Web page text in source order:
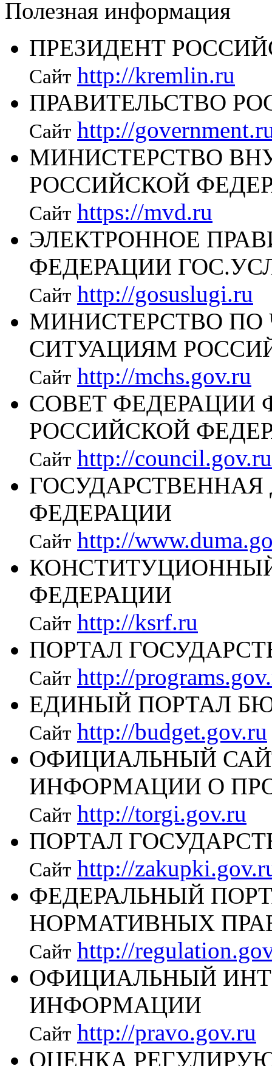
Полезная информация
ПРЕЗИДЕНТ
Сайт http://kremlin.ru
ПРАВИТЕЛЬСТВО
Сайт http://
МИНИСТЕРСТВО
РОССИЙСКОЙ
Сайт https://mvd.ru
ЭЛЕКТРОННОЕ
ФЕДЕРАЦИИ
Сайт http://gosuslugi.ru
МИНИСТЕРСТВО
СИТУАЦИЯМ
Сайт http://mchs.gov.ru
СОВЕТ ФЕДЕРАЦИИ
РОССИЙСКОЙ
Сайт http://council.gov.ru
ФЕДЕРАЦИИ
Сайт http://
ФЕДЕРАЦИИ
Сайт http://ksrf.ru
ПОРТАЛ
Сайт http://
ЕДИНЫЙ ПОРТАЛ
Сайт http://budget.gov.ru
ОФИЦИАЛЬНЫЙ
ИНФОРМАЦИИ О
Сайт http://torgi.gov.ru
ПОРТАЛ
Сайт http://
ФЕДЕРАЛЬНЫЙ
НОРМАТИВНЫХ
Сайт http://
ОФИЦИАЛЬНЫЙ
ИНФОРМАЦИИ
Сайт http://pravo.gov.ru
ОЦЕНКА